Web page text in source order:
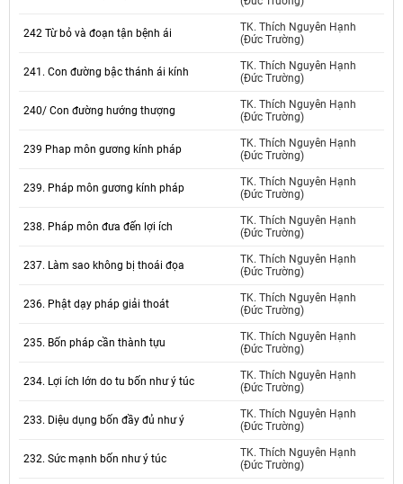
242 Từ bỏ và đoạn tận bệnh ái
TK. Thích Nguyên Hạnh
(Đức Trường)
241. Con đường bậc thánh ái kính
TK. Thích Nguyên Hạnh
(Đức Trường)
240/ Con đường hướng thượng
TK. Thích Nguyên Hạnh
(Đức Trường)
239 Phap môn gương kính pháp
TK. Thích Nguyên Hạnh
(Đức Trường)
239. Pháp môn gương kính pháp
TK. Thích Nguyên Hạnh
(Đức Trường)
238. Pháp môn đưa đến lợi ích
TK. Thích Nguyên Hạnh
(Đức Trường)
237. Làm sao không bị thoái đọa
TK. Thích Nguyên Hạnh
(Đức Trường)
236. Phật dạy pháp giải thoát
TK. Thích Nguyên Hạnh
(Đức Trường)
235. Bốn pháp cần thành tựu
TK. Thích Nguyên Hạnh
(Đức Trường)
234. Lợi ích lớn do tu bốn như ý túc
TK. Thích Nguyên Hạnh
(Đức Trường)
233. Diệu dụng bốn đầy đủ như ý
TK. Thích Nguyên Hạnh
(Đức Trường)
232. Sức mạnh bốn như ý túc
TK. Thích Nguyên Hạnh
(Đức Trường)